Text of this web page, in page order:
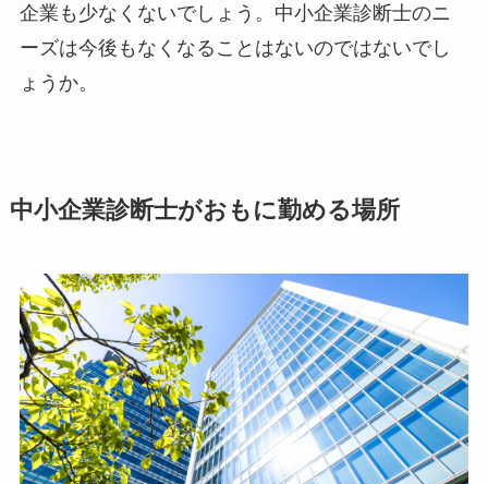
企業も少なくないでしょう。中小企業診断士のニ
ーズは今後もなくなることはないのではないでし
ょうか。
中小企業診断士がおもに勤める場所